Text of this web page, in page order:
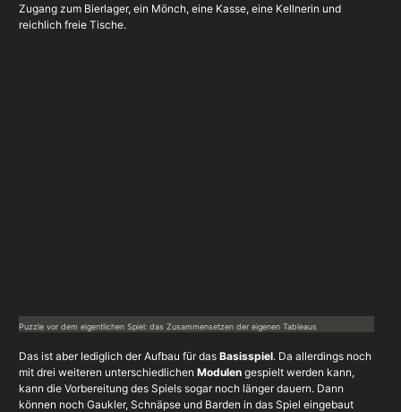
Zugang zum Bierlager, ein Mönch, eine Kasse, eine Kellnerin und
reichlich freie Tische.
Puzzle vor dem eigentlichen Spiel: das Zusammensetzen der eigenen Tableaus
Das ist aber lediglich der Aufbau für das Basisspiel. Da allerdings noch
mit drei weiteren unterschiedlichen Modulengespielt werden kann,
kann die Vorbereitung des Spiels sogar noch länger dauern. Dann
können noch Gaukler, Schnäpse und Barden in das Spiel eingebaut